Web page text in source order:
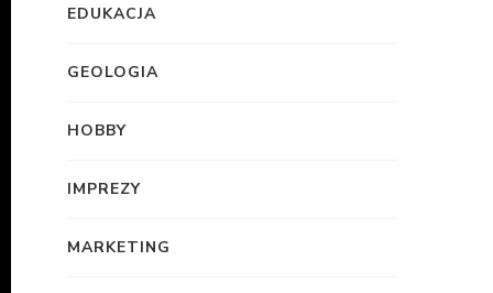
EDUKACJA
GEOLOGIA
HOBBY
IMPREZY
MARKETING